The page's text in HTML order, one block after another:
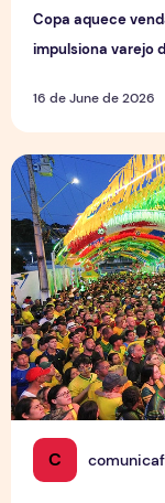
Copa aquece
impulsiona varejo
16 de June de 2026
C
Tradição das